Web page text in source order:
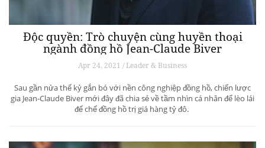
Độc quyền: Trò chuyện cùng huyền thoại
ngành đồng hồ Jean-Claude Biver
Apr 24, 2021 / Leader & Business
Sau gần nửa thế kỷ gắn bó với nền công nghiệp đồng hồ, chiến lược
gia Jean-Claude Biver mới đây đã chia sẻ về tầm nhìn cá nhân để lèo lái
đế chế đồng hồ trị giá hàng tỷ đô.